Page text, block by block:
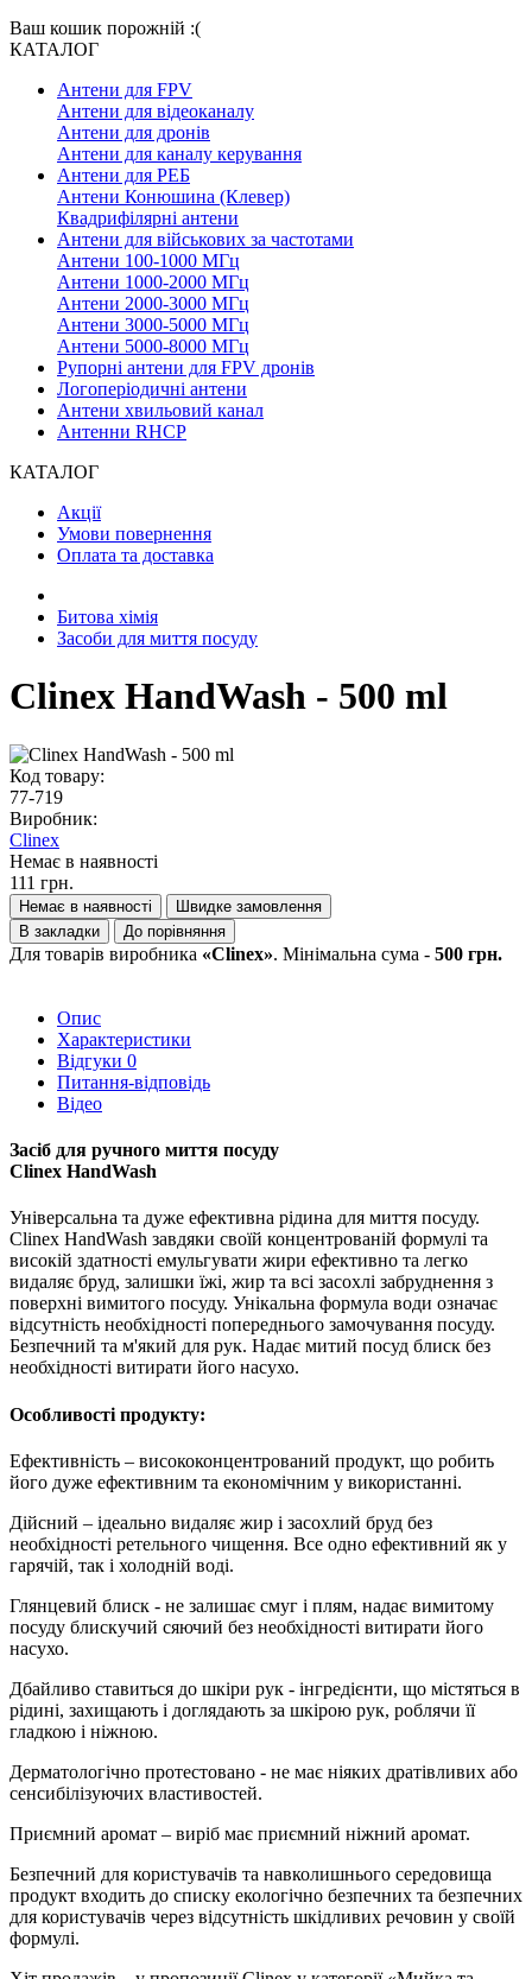
Ваш кошик порожній :(
КАТАЛОГ
Антени для FPV
Антени для відеоканалу
Антени для дронів
Антени для каналу керування
Антени для РЕБ
Антени Конюшина (Клевер)
Квадрифілярні антени
Антени для військових за частотами
Антени 100-1000 МГц
Антени 1000-2000 МГц
Антени 2000-3000 МГц
Антени 3000-5000 МГц
Антени 5000-8000 МГц
Рупорні антени для FPV дронів
Логоперіодичні антени
Антени хвильовий канал
Антенни RHCP
КАТАЛОГ
Акції
Умови повернення
Оплата та доставка
Битова хімія
Засоби для миття посуду
Clinex HandWash - 500 ml
Код товару:
77-719
Виробник:
Clinex
Немає в наявності
111 грн.
Немає в наявності
Швидке замовлення
В закладки
До порівняння
Для товарів виробника «Clinex». Мінімальна сума - 500 грн.
Опис
Характеристики
Відгуки 0
Питання-відповідь
Відео
Засіб для ручного миття посуду
Clinex HandWash
Універсальна та дуже ефективна рідина для миття посуду.
Clinex HandWash завдяки своїй концентрованій формулі та
високій здатності емульгувати жири ефективно та легко
видаляє бруд, залишки їжі, жир та всі засохлі забруднення з
поверхні вимитого посуду. Унікальна формула води означає
відсутність необхідності попереднього замочування посуду.
Безпечний та м'який для рук. Надає митий посуд блиск без
необхідності витирати його насухо.
Особливості продукту:
Ефективність – висококонцентрований продукт, що робить
його дуже ефективним та економічним у використанні.
Дійсний – ідеально видаляє жир і засохлий бруд без
необхідності ретельного чищення. Все одно ефективний як у
гарячій, так і холодній воді.
Глянцевий блиск - не залишає смуг і плям, надає вимитому
посуду блискучий сяючий без необхідності витирати його
насухо.
Дбайливо ставиться до шкіри рук - інгредієнти, що містяться в
рідині, захищають і доглядають за шкірою рук, роблячи її
гладкою і ніжною.
Дерматологічно протестовано - не має ніяких дратівливих або
сенсибілізуючих властивостей.
Приємний аромат – виріб має приємний ніжний аромат.
Безпечний для користувачів та навколишнього середовища
продукт входить до списку екологічно безпечних та безпечних
для користувачів через відсутність шкідливих речовин у своїй
формулі.